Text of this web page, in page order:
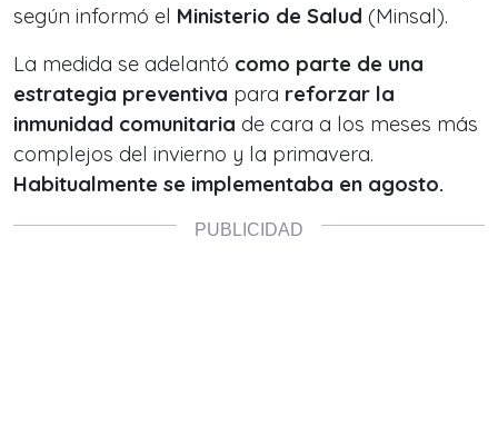
según informó el Ministerio de Salud (Minsal).
La medida se adelantó como parte de una
estrategia preventiva para reforzar la
inmunidad comunitaria de cara a los meses más
complejos del invierno y la primavera.
Habitualmente se implementaba en agosto.